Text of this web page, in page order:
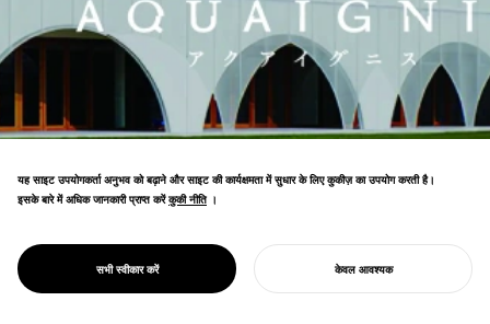
PROJECT
AQUAIGNIS
हमने मिए प्रीफेक्चर के युनोयामा ओन्सेन में स्थित रिसॉर्ट
कॉम्प्लेक्स एक्वा इग्निस की रीब्रांडिंग का नेतृत्व किया।
यह साइट उपयोगकर्ता अनुभव को बढ़ाने और साइट की कार्यक्षमता में सुधार के लिए कुकीज़ का उपयोग करती है।
इसके बारे में अधिक जानकारी प्राप्त करें कुकी नीति
कुकी नीति ।
सभी स्वीकार करें केवल आवश्यक